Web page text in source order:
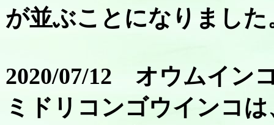
が並ぶことになりました
2020/07/12 オウムイン
ミドリコンゴウインコ